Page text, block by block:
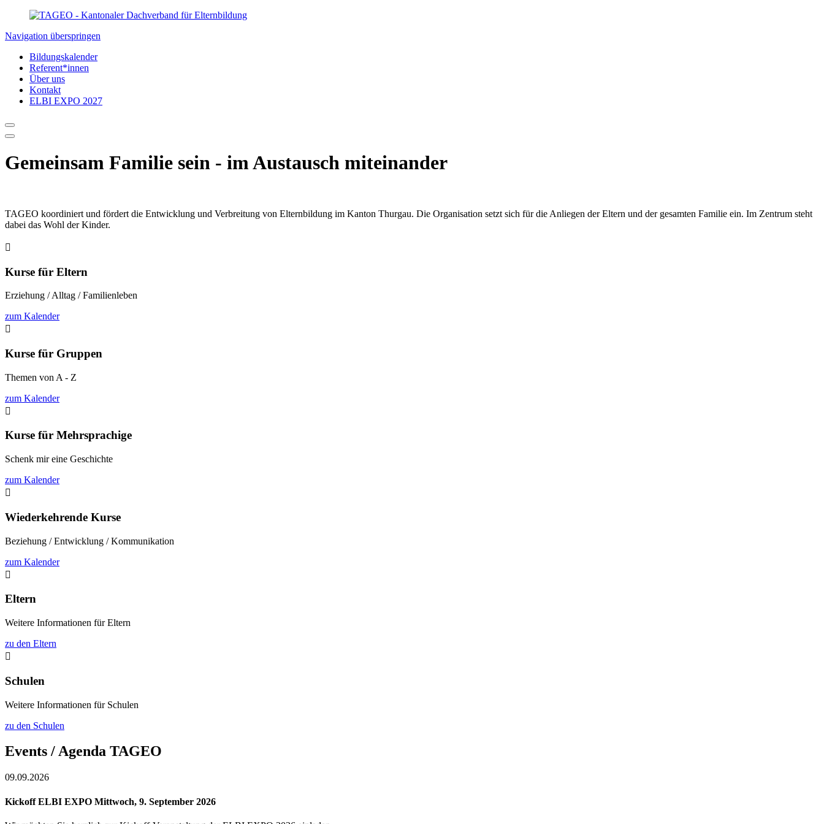
Navigation überspringen
Bildungskalender
Referent*innen
Über uns
Kontakt
ELBI EXPO 2027
Gemeinsam Familie sein - im Austausch miteinander
TAGEO koordiniert und fördert die Entwicklung und Verbreitung von Elternbildung im Kanton Thurgau. Die Organisation setzt sich für die Anliegen der Eltern und der gesamten Familie ein. Im Zentrum steht
dabei das Wohl der Kinder.

Kurse für Eltern
Erziehung / Alltag / Familienleben
zum Kalender

Kurse für Gruppen
Themen von A - Z
zum Kalender

Kurse für Mehrsprachige
Schenk mir eine Geschichte
zum Kalender

Wiederkehrende Kurse
Beziehung / Entwicklung / Kommunikation
zum Kalender

Eltern
Weitere Informationen für Eltern
zu den Eltern

Schulen
Weitere Informationen für Schulen
zu den Schulen
Events / Agenda TAGEO
09.09.2026
Kickoff ELBI EXPO Mittwoch, 9. September 2026